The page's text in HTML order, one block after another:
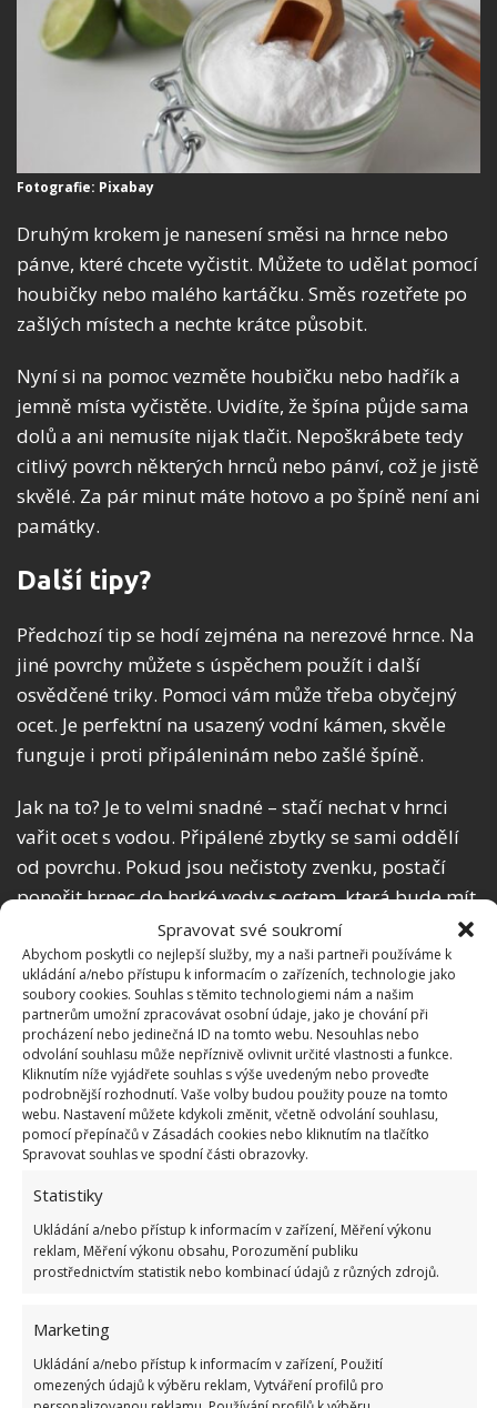
Spravovat své soukromí
Abychom poskytli co nejlepší služby, my a naši partneři používáme k
ukládání a/nebo přístupu k informacím o zařízeních, technologie jako
soubory cookies. Souhlas s těmito technologiemi nám a našim
partnerům umožní zpracovávat osobní údaje, jako je chování při
procházení nebo jedinečná ID na tomto webu. Nesouhlas nebo
odvolání souhlasu může nepříznivě ovlivnit určité vlastnosti a funkce.
Kliknutím níže vyjádřete souhlas s výše uvedeným nebo proveďte
podrobnější rozhodnutí. Vaše volby budou použity pouze na tomto
webu. Nastavení můžete kdykoli změnit, včetně odvolání souhlasu,
pomocí přepínačů v Zásadách cookies nebo kliknutím na tlačítko
Spravovat souhlas ve spodní části obrazovky.
Statistiky
Ukládání a/nebo přístup k informacím v zařízení, Měření výkonu
reklam, Měření výkonu obsahu, Porozumění publiku
prostřednictvím statistik nebo kombinací údajů z různých zdrojů.
Marketing
Ukládání a/nebo přístup k informacím v zařízení, Použití
omezených údajů k výběru reklam, Vytváření profilů pro
Fotografie: Pixabay
Druhým krokem je nanesení směsi na hrnce nebo
pánve, které chcete vyčistit. Můžete to udělat pomocí
houbičky nebo malého kartáčku. Směs rozetřete po
zašlých místech a nechte krátce působit.
Nyní si na pomoc vezměte houbičku nebo hadřík a
jemně místa vyčistěte. Uvidíte, že špína půjde sama
dolů a ani nemusíte nijak tlačit. Nepoškrábete tedy
citlivý povrch některých hrnců nebo pánví, což je jistě
skvělé. Za pár minut máte hotovo a po špíně není ani
památky.
Další tipy?
Předchozí tip se hodí zejména na nerezové hrnce. Na
jiné povrchy můžete s úspěchem použít i další
osvědčené triky. Pomoci vám může třeba obyčejný
ocet. Je perfektní na usazený vodní kámen, skvěle
funguje i proti připáleninám nebo zašlé špíně.
Jak na to? Je to velmi snadné – stačí nechat v hrnci
vařit ocet s vodou. Připálené zbytky se sami oddělí
od povrchu. Pokud jsou nečistoty zvenku, postačí
ponořit hrnec do horké vody s octem, která bude mít
podobný účinek.
Šetrně na teflon
Asi víte, že s teflonovou pánví je potřeba zacházet
obzvlášť šetrně. Na její čištění se ale skvěle hodí
třeba kola. Můžete ji využít podobně jako každý jiný
čisticí prostředek, ale vyhnete se riziku poškození
citlivého povrchu.